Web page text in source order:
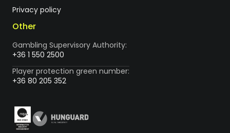
Privacy policy
Other
Gambling Supervisory Authority:
+36 1 550 2500
Player protection green number:
+36 80 205 352